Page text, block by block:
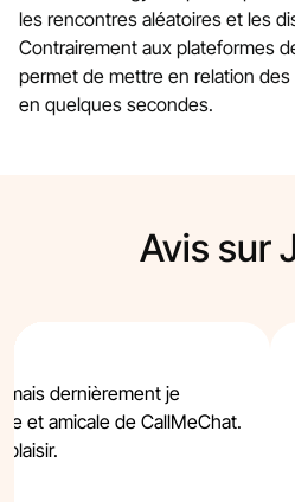
les rencontres aléatoires et les
Contrairement aux plateformes
permet de mettre en relation
en quelques secondes.
Avis sur
dernièrement je
et amicale de CallMeChat.